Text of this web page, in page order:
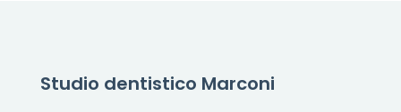
Studio dentistico Marconi